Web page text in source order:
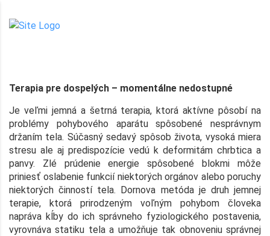
Terapia pre dospelých – momentálne nedostupné
Je veľmi jemná a šetrná terapia, ktorá aktívne pôsobí na
problémy pohybového aparátu spôsobené nesprávnym
držaním tela. Súčasný sedavý spôsob života, vysoká miera
stresu ale aj predispozície vedú k deformitám chrbtica a
panvy. Zlé prúdenie energie spôsobené blokmi môže
priniesť oslabenie funkcií niektorých orgánov alebo poruchy
niektorých činností tela. Dornova metóda je druh jemnej
terapie, ktorá prirodzeným voľným pohybom človeka
napráva kĺby do ich správneho fyziologického postavenia,
vyrovnáva statiku tela a umožňuje tak obnoveniu správnej